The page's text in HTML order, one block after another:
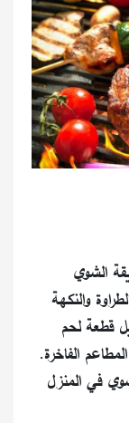
الشوي
والنكهة
قطعة لحم
الفاخرة.
في المنزل